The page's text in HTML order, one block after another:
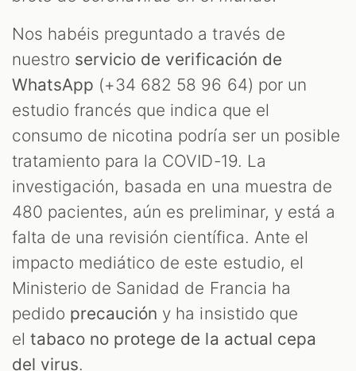
Nos habéis preguntado a través de
nuestro servicio de verificación de
WhatsApp (+34 682 58 96 64) por un
estudio francés que indica que el
consumo de nicotina podría ser un posible
tratamiento para la COVID-19. La
investigación, basada en una muestra de
480 pacientes, aún es preliminar, y está a
falta de una revisión científica. Ante el
impacto mediático de este estudio, el
Ministerio de Sanidad de Francia ha
pedido precaución y ha insistido que
eltabaco no protege de la actual cepa
del virus.